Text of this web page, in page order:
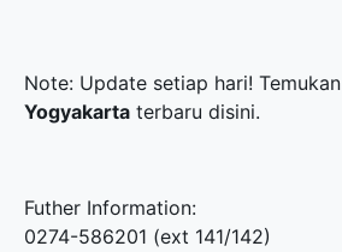
Note: Update setiap hari! Temukan
Yogyakarta terbaru disini.
Futher Information:
0274-586201 (ext 141/142)